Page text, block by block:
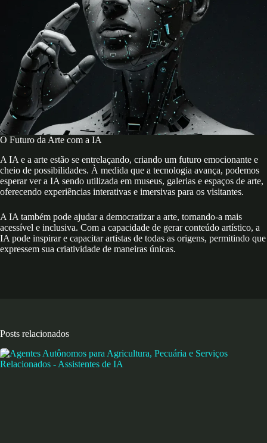
O Futuro da Arte com a IA
A IA e a arte estão se entrelaçando, criando um futuro emocionante e
cheio de possibilidades. À medida que a tecnologia avança, podemos
esperar ver a IA sendo utilizada em museus, galerias e espaços de arte,
oferecendo experiências interativas e imersivas para os visitantes.
A IA também pode ajudar a democratizar a arte, tornando-a mais
acessível e inclusiva. Com a capacidade de gerar conteúdo artístico, a
IA pode inspirar e capacitar artistas de todas as origens, permitindo que
expressem sua criatividade de maneiras únicas.
Posts relacionados